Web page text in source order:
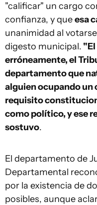
"calificar" un cargo
confianza, y queesa
unanimidad al
digesto municipal.
erróneamente, el
departamento que
alguien ocupando un
requisito
como político, y ese
sostuvo.
El departamento de
Departamental
por la existencia de
posibles, aunque